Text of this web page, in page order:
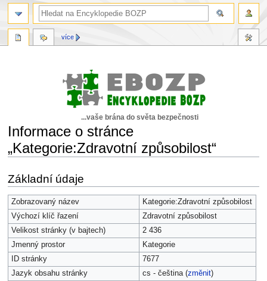
...vaše brána do světa bezpečnosti
Informace o stránce
„Kategorie:Zdravotní způsobilost“
na
navigaci
na
vyhledávání
Základní údaje
Zobrazovaný název
Kategorie:Zdravotní způsobilost
Výchozí klíč řazení
Zdravotní způsobilost
Velikost stránky (v bajtech)
2 436
Jmenný prostor
Kategorie
ID stránky
7677
Jazyk obsahu stránky
cs - čeština (změnit)
více